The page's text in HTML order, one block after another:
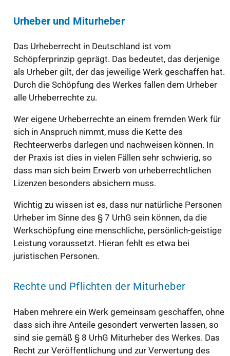
Urheber und Miturheber
Das Urheberrecht in Deutschland ist vom
Schöpferprinzip geprägt. Das bedeutet, das derjenige
als Urheber gilt, der das jeweilige Werk geschaffen hat.
Durch die Schöpfung des Werkes fallen dem Urheber
alle Urheberrechte zu.
Wer eigene Urheberrechte an einem fremden Werk für
sich in Anspruch nimmt, muss die Kette des
Rechteerwerbs darlegen und nachweisen können. In
der Praxis ist dies in vielen Fällen sehr schwierig, so
dass man sich beim Erwerb von urheberrechtlichen
Lizenzen besonders absichern muss.
Wichtig zu wissen ist es, dass nur natürliche Personen
Urheber im Sinne des § 7 UrhG sein können, da die
Werkschöpfung eine menschliche, persönlich-geistige
Leistung voraussetzt. Hieran fehlt es etwa bei
juristischen Personen.
Rechte und Pflichten der Miturheber
Haben mehrere ein Werk gemeinsam geschaffen, ohne
dass sich ihre Anteile gesondert verwerten lassen, so
sind sie gemäß § 8 UrhG Miturheber des Werkes. Das
Recht zur Veröffentlichung und zur Verwertung des